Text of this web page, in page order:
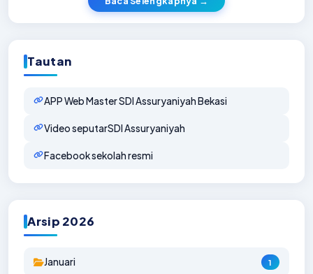
Tautan
APP Web Master SDI Assuryaniyah Bekasi
Video seputarSDI Assuryaniyah
Facebook sekolah resmi
Arsip 2026
Januari 1